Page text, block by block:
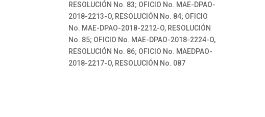
RESOLUCIÓN No. 83; OFICIO No. MAE-DPAO-
2018-2213-O, RESOLUCIÓN No. 84; OFICIO
No. MAE-DPAO-2018-2212-O, RESOLUCIÓN
No. 85; OFICIO No. MAE-DPAO-2018-2224-O,
RESOLUCIÓN No. 86; OFICIO No. MAEDPAO-
2018-2217-O, RESOLUCIÓN No. 087